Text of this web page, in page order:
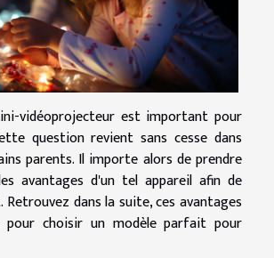
vidéoprojecteur est important pour
question revient sans cesse dans
parents. Il importe alors de prendre
avantages d'un tel appareil afin de
Retrouvez dans la suite, ces avantages
choisir un modèle parfait pour